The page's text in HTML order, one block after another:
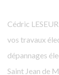
Cédric
vos travaux
dépannages
Saint Jean de